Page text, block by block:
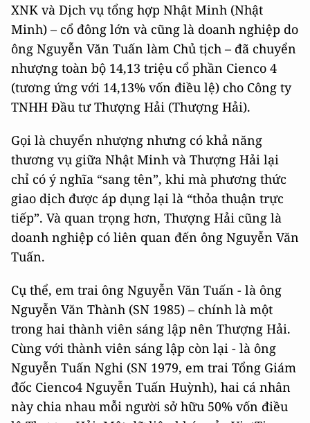
XNK và Dịch vụ tổng hợp Nhật Minh (Nhật
Minh) – cổ đông lớn và cũng là doanh nghiệp do
ông Nguyễn Văn Tuấn làm Chủ tịch – đã chuyển
nhượng toàn bộ 14,13 triệu cổ phần Cienco 4
(tương ứng với 14,13% vốn điều lệ) cho Công ty
TNHH Đầu tư Thượng Hải (Thượng Hải).
Gọi là chuyển nhượng nhưng có khả năng
thương vụ giữa Nhật Minh và Thượng Hải lại
chỉ có ý nghĩa “sang tên”, khi mà phương thức
giao dịch được áp dụng lại là “thỏa thuận trực
tiếp”. Và quan trọng hơn, Thượng Hải cũng là
doanh nghiệp có liên quan đến ông Nguyễn Văn
Tuấn.
Cụ thể, em trai ông Nguyễn Văn Tuấn - là ông
Nguyễn Văn Thành (SN 1985) – chính là một
trong hai thành viên sáng lập nên Thượng Hải.
Cùng với thành viên sáng lập còn lại - là ông
Nguyễn Tuấn Nghi (SN 1979, em trai Tổng Giám
đốc Cienco4 Nguyễn Tuấn Huỳnh), hai cá nhân
này chia nhau mỗi người sở hữu 50% vốn điều